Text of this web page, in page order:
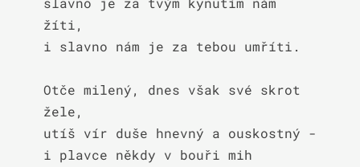
žíti,
i slavno nám je za tebou umříti.
Otče milený, dnes však své skrot
žele,
utíš vír duše hnevný a ouskostný -
i plavce někdy v bouři mih